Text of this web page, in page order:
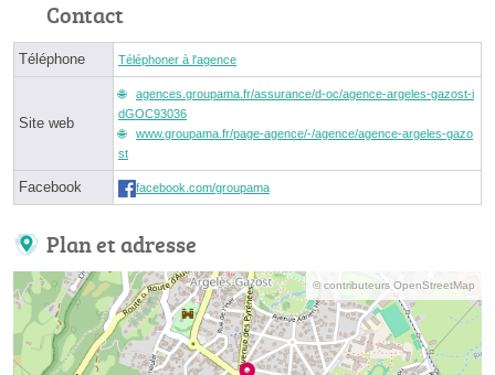
Contact
Téléphone Téléphoner à l'agence
Site web
agences.groupama.fr/assurance/d-oc/agence-argeles-gazost-i
dGOC93036
www.groupama.fr/page-agence/-/agence/agence-argeles-gazo
st
Facebook facebook.com/groupama
Plan et adresse
© contributeurs OpenStreetMap